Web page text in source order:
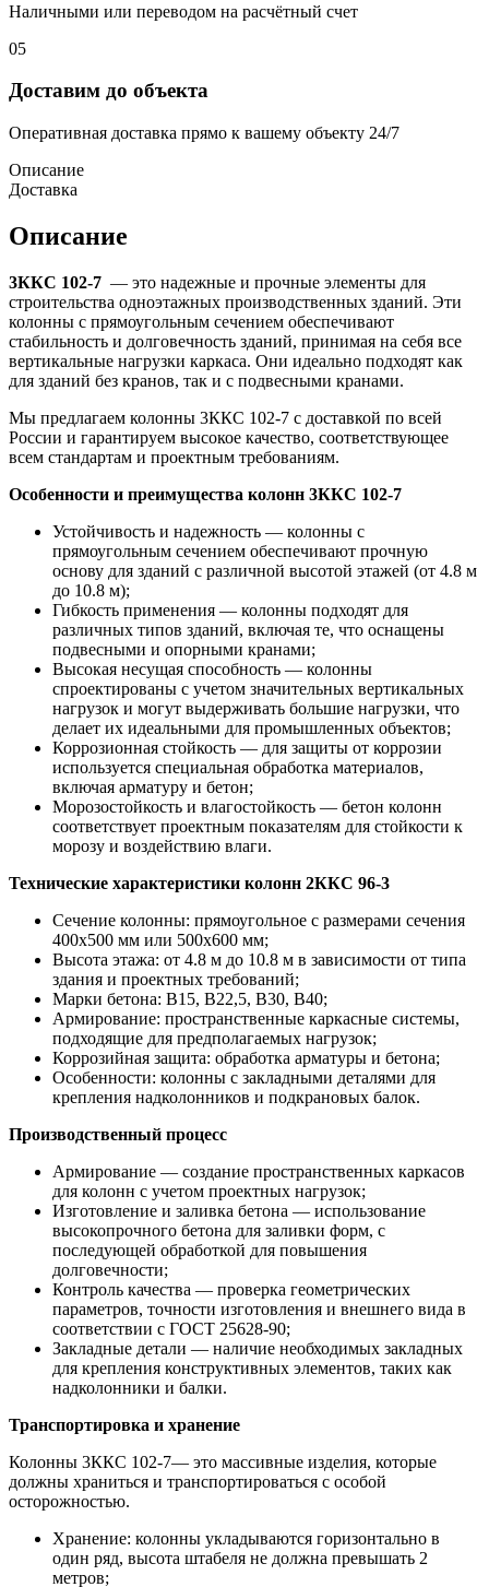
Наличными или переводом на расчётный счет
05
Доставим до объекта
Оперативная доставка прямо к вашему объекту 24/7
Описание
Доставка
Описание
3ККС 102-7 — это надежные и прочные элементы для
строительства одноэтажных производственных зданий. Эти
колонны с прямоугольным сечением обеспечивают
стабильность и долговечность зданий, принимая на себя все
вертикальные нагрузки каркаса. Они идеально подходят как
для зданий без кранов, так и с подвесными кранами.
Мы предлагаем колонны 3ККС 102-7 с доставкой по всей
России и гарантируем высокое качество, соответствующее
всем стандартам и проектным требованиям.
Особенности и преимущества колонн 3ККС 102-7
Устойчивость и надежность — колонны с
прямоугольным сечением обеспечивают прочную
основу для зданий с различной высотой этажей (от 4.8 м
до 10.8 м);
Гибкость применения — колонны подходят для
различных типов зданий, включая те, что оснащены
подвесными и опорными кранами;
Высокая несущая способность — колонны
спроектированы с учетом значительных вертикальных
нагрузок и могут выдерживать большие нагрузки, что
делает их идеальными для промышленных объектов;
Коррозионная стойкость — для защиты от коррозии
используется специальная обработка материалов,
включая арматуру и бетон;
Морозостойкость и влагостойкость — бетон колонн
соответствует проектным показателям для стойкости к
морозу и воздействию влаги.
Технические характеристики колонн 2ККС 96-3
Сечение колонны: прямоугольное с размерами сечения
400х500 мм или 500х600 мм;
Высота этажа: от 4.8 м до 10.8 м в зависимости от типа
здания и проектных требований;
Марки бетона: В15, В22,5, В30, В40;
Армирование: пространственные каркасные системы,
подходящие для предполагаемых нагрузок;
Коррозийная защита: обработка арматуры и бетона;
Особенности: колонны с закладными деталями для
крепления надколонников и подкрановых балок.
Производственный процесс
Армирование — создание пространственных каркасов
для колонн с учетом проектных нагрузок;
Изготовление и заливка бетона — использование
высокопрочного бетона для заливки форм, с
последующей обработкой для повышения
долговечности;
Контроль качества — проверка геометрических
параметров, точности изготовления и внешнего вида в
соответствии с ГОСТ 25628-90;
Закладные детали — наличие необходимых закладных
для крепления конструктивных элементов, таких как
надколонники и балки.
Транспортировка и хранение
Колонны 3ККС 102-7— это массивные изделия, которые
должны храниться и транспортироваться с особой
осторожностью.
Хранение: колонны укладываются горизонтально в
один ряд, высота штабеля не должна превышать 2
метров;